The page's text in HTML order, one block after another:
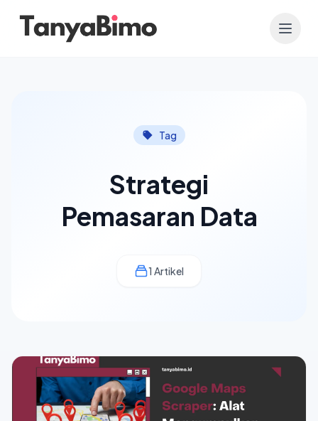
Tag
Strategi
Pemasaran Data
1 Artikel